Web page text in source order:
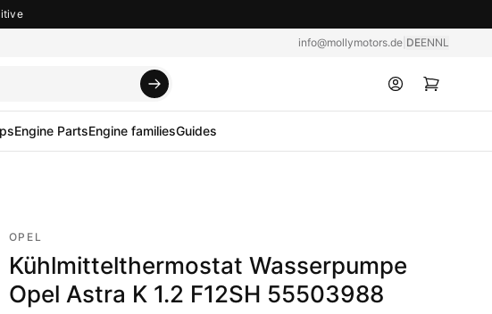
info@mollymotors.de DEENNL
Engine PartsEngine familiesGuides
OPEL
Kühlmittelthermostat Wasserpumpe
Opel Astra K 1.2 F12SH 55503988